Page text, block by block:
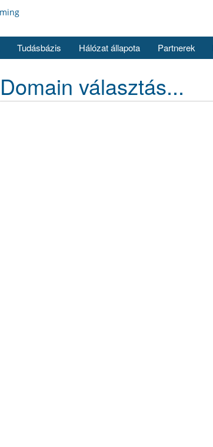
Tudásbázis Hálózat állapota Partnerek
Domain választás...